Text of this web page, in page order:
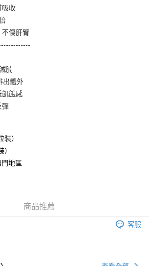
或以上免運費
免運費) - 強心素/降醣素/強腎之源/煥髮易
天到舖)
﹐視乎送達地點)
吸收
不傷肝腎
腩
出體外
飢餓感
彈
）
地區
商品推薦
客服